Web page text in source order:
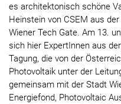
es architektonisch schöne
Heinstein von CSEM aus
Wiener Tech Gate. Am 13.
sich hier ExpertInnen aus
Tagung, die von der
Photovoltaik unter der
gemeinsam mit der Stadt
Energiefond, Photovoltaic